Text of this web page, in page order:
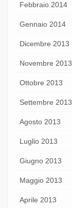
Febbraio 2014
Gennaio 2014
Dicembre 2013
Novembre 2013
Ottobre 2013
Settembre 2013
Agosto 2013
Luglio 2013
Giugno 2013
Maggio 2013
Aprile 2013